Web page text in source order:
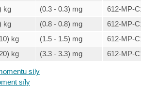
kg (0.3 - 0.3) mg
612-MP-
kg (0.8 - 0.8) mg
612-MP-
kg (1.5 - 1.5) mg
612-MP-
kg (3.3 - 3.3) mg 612-MP-
síly
síly